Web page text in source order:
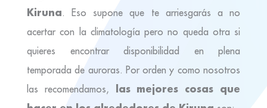
Kiruna. Eso supone que te arriesgarás a no
acertar con la climatología pero no queda otra si
quieres encontrar disponibilidad en plena
temporada de auroras. Por orden y como nosotros
las recomendamos, las mejores cosas que